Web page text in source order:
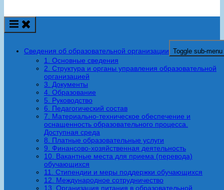
Сведения об образовательной организации Toggle sub-menu
1. Основные сведения
2. Структура и органы управления образовательной
организацией
3. Документы
4. Образование
5. Руководство
6. Педагогический состав
7. Материально-техническое обеспечение и
оснащенность образовательного процесса.
Доступная среда
8. Платные образовательные услуги
9. Финансово-хозяйственная деятельность
10. Вакантные места для приема (перевода)
обучающихся
11. Стипендии и меры поддержки обучающихся
12. Международное сотрудничество
13. Организация питания в образовательной